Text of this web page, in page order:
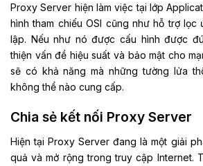
Proxy Server hiện làm việc tại lớp
hình tham chiếu OSI cũng như hỗ trợ lọc
lập. Nếu như nó được cấu hình được
thiện vấn đề hiệu suất và bảo mật cho
sẽ có khả năng mà những tường lửa
không thể nào cung cấp.
Chia sẻ kết nối Proxy Server
Hiện tại Proxy Server đang là một giải
quả và mở rộng trong truy cập Internet.